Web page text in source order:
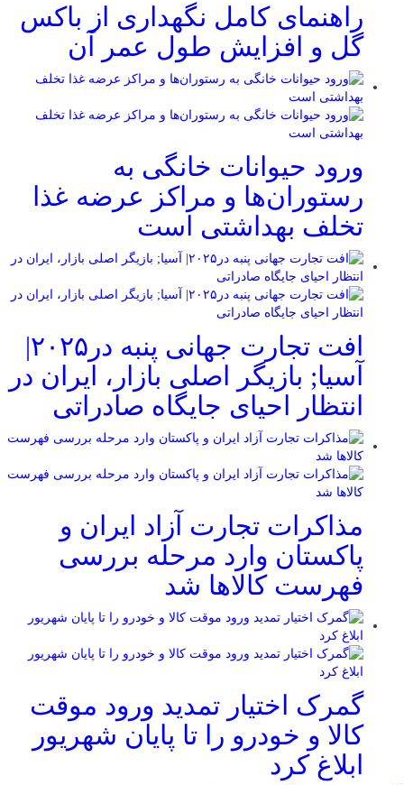
راهنمای کامل نگهداری از باکس
گل و افزایش طول عمر آن
ورود حیوانات خانگی به
رستوران‌ها و مراکز عرضه غذا
تخلف بهداشتی است
افت تجارت جهانی پنبه در۲۰۲۵|
آسیا; بازیگر اصلی بازار، ایران در
انتظار احیای جایگاه صادراتی
مذاکرات تجارت آزاد ایران و
پاکستان وارد مرحله بررسی
فهرست کالاها شد
گمرک اختیار تمدید ورود موقت
کالا و خودرو را تا پایان شهریور
ابلاغ کرد